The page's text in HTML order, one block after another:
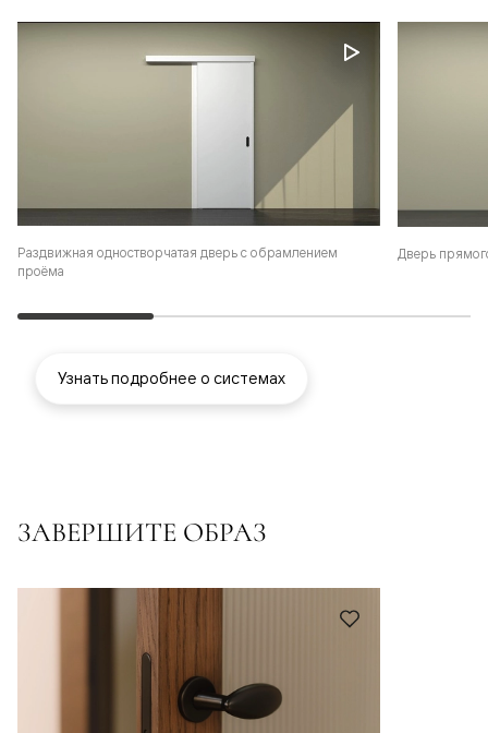
Раздвижная одностворчатая дверь с обрамлением
проёма
Дверь
Узнать подробнее о системах
ЗАВЕРШИТЕ ОБРАЗ